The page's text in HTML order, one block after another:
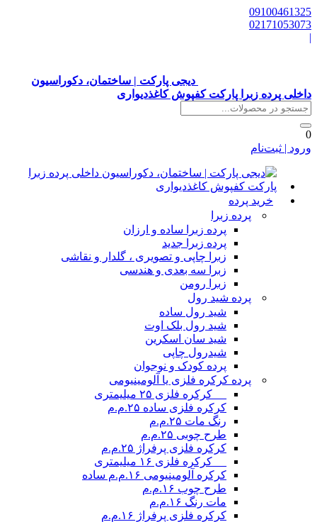
دیجی پارکت | ساختمان، دکوراسیون
پرده زبرا پارکت کفپوش کاغذدیواری
| ثبت‌نام
خرید پرده
پرده زبرا
پرده زبرا ساده و ارزان
پرده زبرا جدید
زبرا چاپی و تصویری ، گلدار و نقاشی
زبرا سه بعدی و هندسی
زبرا رومن
پرده شید رول
شید رول ساده
شید رول بلک اوت
شید سان اسکرین
شیدرول چاپی
پرده کودک و نوجوان
پرده کرکره فلزی یا آلومینیومی
__ کرکره فلزی ۲۵ میلیمتری
کرکره فلزی ساده ۲۵.م.م
رنگ مات ۲۵.م.م
طرح چوبی ۲۵.م.م
کرکره فلزی پرفراژ ۲۵.م.م
__ کرکره فلزی ۱۶ میلیمتری
کرکره آلومینیومی ۱۶.م.م ساده
طرح چوب ۱۶.م.م
مات رنگ ۱۶.م.م
کرکره فلزی پرفراژ ۱۶.م.م